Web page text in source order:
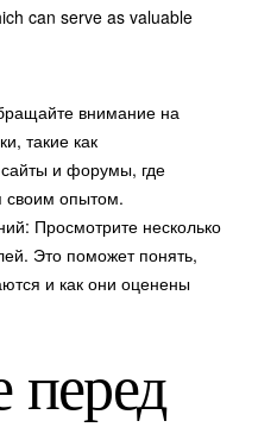
can serve as valuable
внимание на
такие как
и форумы, где
своим опытом.
Просмотрите несколько
Это поможет понять,
и как они оценены